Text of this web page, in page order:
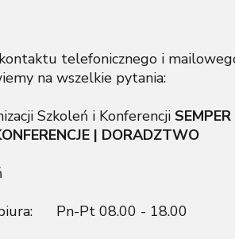
telefonicznego i
na wszelkie pytania:
Szkoleń i Konferencji SEMPER
| DORADZTWO
biura: Pn-Pt 08.00 - 18.00